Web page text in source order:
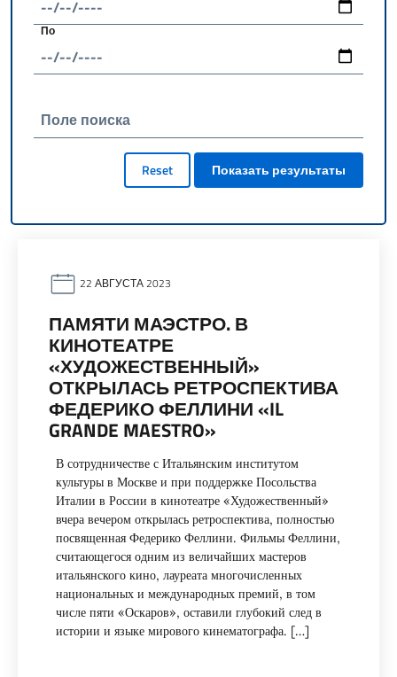
По
Поле поиска
Reset Показать результаты
22 АВГУСТА 2023
ПАМЯТИ МАЭСТРО. В
КИНОТЕАТРЕ
«ХУДОЖЕСТВЕННЫЙ»
ОТКРЫЛАСЬ РЕТРОСПЕКТИВА
ФЕДЕРИКО ФЕЛЛИНИ «IL
GRANDE MAESTRO»
В сотрудничестве с Итальянским институтом
культуры в Москве и при поддержке Посольства
Италии в России в кинотеатре «Художественный»
вчера вечером открылась ретроспектива, полностью
посвященная Федерико Феллини. Фильмы Феллини,
считающегося одним из величайших мастеров
итальянского кино, лауреата многочисленных
национальных и международных премий, в том
числе пяти «Оскаров», оставили глубокий след в
истории и языке мирового кинематографа. […]